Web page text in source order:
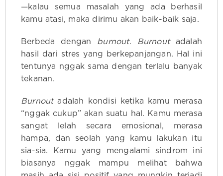
—kalau semua masalah yang ada berhasil
kamu atasi, maka dirimu akan baik-baik saja.
Berbeda dengan burnout. Burnoutadalah
hasil dari stres yang berkepanjangan. Hal ini
tentunya nggak sama dengan terlalu banyak
tekanan.
Burnoutadalah kondisi ketika kamu merasa
“nggak cukup” akan suatu hal. Kamu merasa
sangat lelah secara emosional, merasa
hampa, dan seolah yang kamu lakukan itu
sia-sia. Kamu yang mengalami sindrom ini
biasanya nggak mampu melihat bahwa